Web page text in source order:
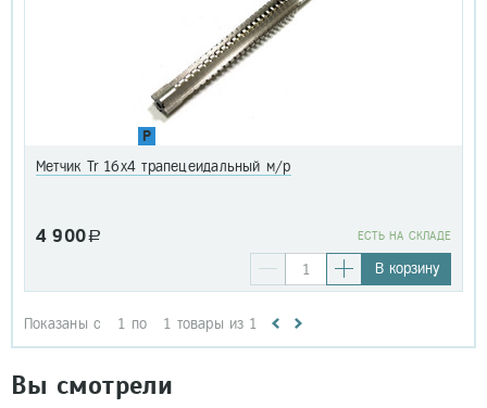
P
Метчик Tr 16х4 трапецеидальный м/р
4 900a EСТЬ НА СКЛАДЕ
В корзину
Показаны с 1 по 1 товары из 1
Вы смотрели